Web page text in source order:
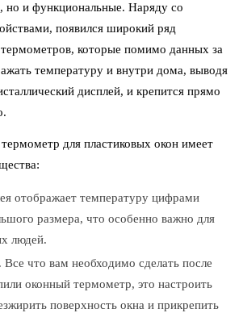
но и функциональные. Наряду со
появился широкий ряд
которые помимо данных за
температуру и внутри дома, выводя
дисплей, и крепится прямо
для пластиковых окон имеет
отображает температуру цифрами
размера, что особенно важно для
людей.
что вам необходимо сделать после
оконный термометр, это настроить
поверхность окна и прикрепить